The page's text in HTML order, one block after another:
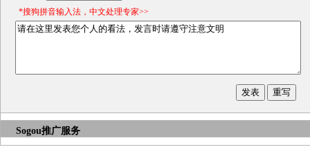
*搜狗拼音输入法，中文处理专家>>
Sogou推广服务